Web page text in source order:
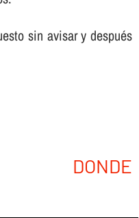
sin avisar y después
DONDE